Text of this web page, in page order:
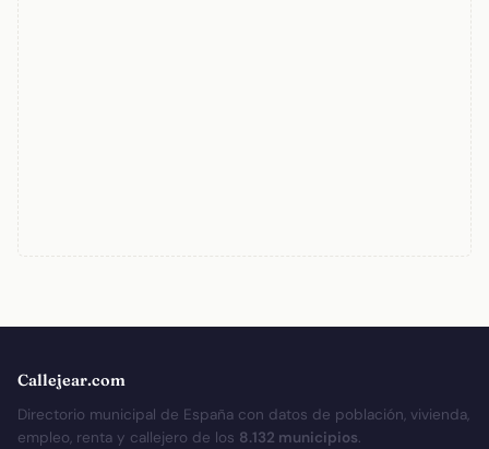
Callejear.com
Directorio municipal de España con datos de población, vivienda,
empleo, renta y callejero de los 8.132 municipios.